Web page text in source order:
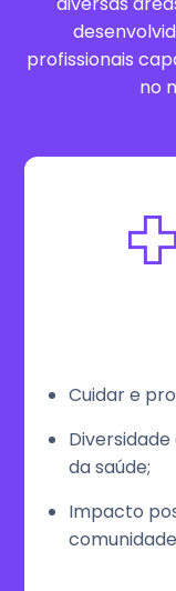
profissionais
no
Cuidar e
da saúde;
Impacto